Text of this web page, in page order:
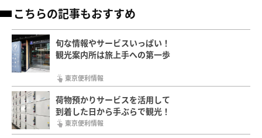
こちらの記事もおすすめ
旬な情報やサービスいっぱい！
観光案内所は旅上手への第一歩
東京便利情報
荷物預かりサービスを活用して
到着した日から手ぶらで観光！
東京便利情報